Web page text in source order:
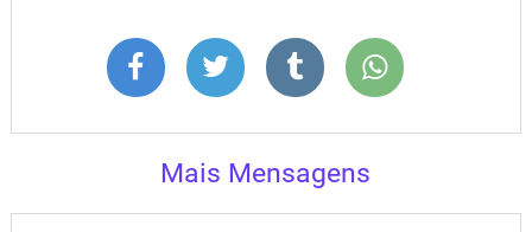
Mais Mensagens